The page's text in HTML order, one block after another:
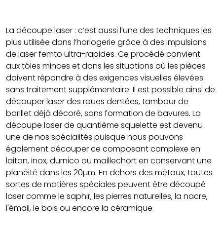
La découpe laser : c’est aussi l’une des techniques les
plus utilisée dans l’horlogerie grâce à des impulsions
de laser femto ultra-rapides. Ce procédé convient
aux tôles minces et dans les situations où les pièces
doivent répondre à des exigences visuelles élevées
sans traitement supplémentaire. Il est possible ainsi de
découper laser des roues dentées, tambour de
barillet déjà décoré, sans formation de bavures. La
découpe laser de quantième squelette est devenu
une de nos spécialités puisque nous pouvons
également découper ce composant complexe en
laiton, inox, durnico ou maillechort en conservant une
planéité dans les 20µm. En dehors des métaux, toutes
sortes de matières spéciales peuvent être découpé
laser comme le saphir, les pierres naturelles, la nacre,
l'émail, le bois ou encore la céramique.